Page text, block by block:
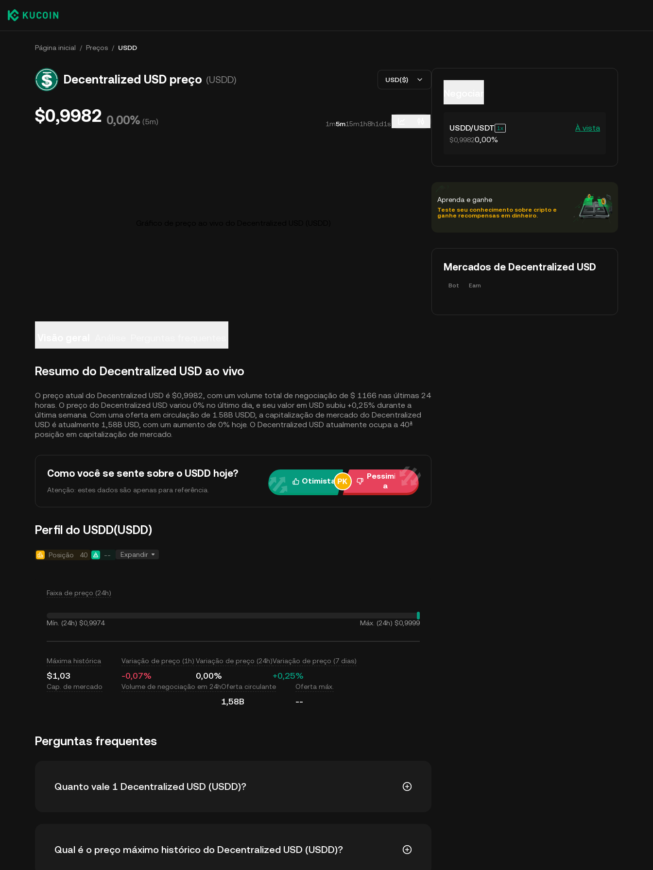
Página inicial / Preços / USDD
Decentralized USD preço (USDD) USD($)
$0,9982 0,00% (5m) 1m5m15m1h8h1d1s
Resumo do Decentralized USD ao vivo
O preço atual do Decentralized USD é $0,9982, com um volume total de negociação de $ 1166 nas últimas 24
horas. O preço do Decentralized USD variou 0% no último dia, e seu valor em USD subiu +0,25% durante a
última semana. Com uma oferta em circulação de 1.58B USDD, a capitalização de mercado do Decentralized
USD é atualmente 1,58B USD, com um aumento de 0% hoje. O Decentralized USD atualmente ocupa a 40ª
posição em capitalização de mercado.
Como você se sente sobre o USDD hoje?
Atenção: estes dados são apenas para referência.
Otimista
Pessimist
a
Perfil do USDD(USDD)
Posição 40 -- Expandir
Faixa de preço (24h)
Mín. (24h) $0,9974 Máx. (24h) $0,9999
Máxima histórica
$1,03
Variação de preço (1h)
-0,07%
Variação de preço (24h)
0,00%
Variação de preço (7 dias)
+0,25%
Cap. de mercado Volume de negociação em 24hOferta circulante
1,58B
Oferta máx.
--
Perguntas frequentes
Quanto vale 1 Decentralized USD (USDD)?
preço do Decentralized USD é afetado pela oferta e demanda, bem como pelo sentimento do
Qual é o preço máximo histórico do Decentralized USD (USDD)?
USDD/USDT 1 À vista
$0,99820,00%
Aprenda e ganhe
Teste seu conhecimento sobre cripto e
ganhe recompensas em dinheiro.
Mercados de Decentralized USD
Bot Earn